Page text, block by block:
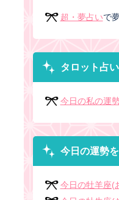
超・夢占いで
タロット占い
今日の私の運
今日の運勢
今日の牡羊座(